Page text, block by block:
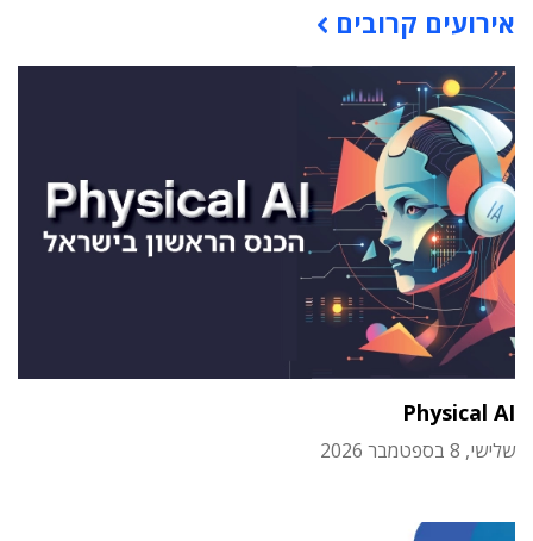
אירועים קרובים
Physical AI
שלישי, 8 בספטמבר 2026